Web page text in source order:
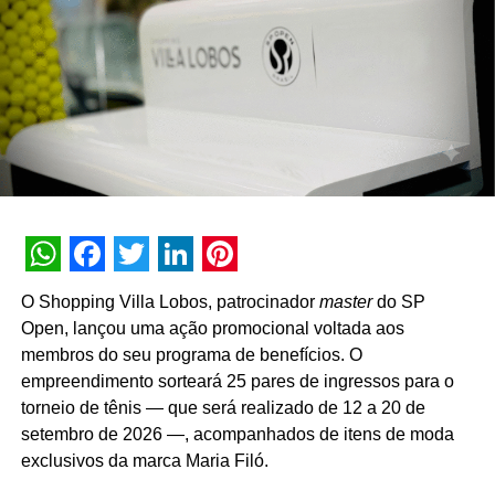
de futebol que sorteará TV todos os dias
longo prazo com o mercado”, pontua Daniel Salguele,
gerente da Torrefação Cooxupé.
A promoção abrange todas as linhas de produtos da
marca em todo o território nacional. Para concorrer aos
comprovantes fiscais pelo site oficial ou via WhatsApp.
distribuição de R$ 10 mil toda semana e o sorteio final de
fosse muito mais do que um incentivo de compra. Ela
precisava reforçar os atributos da marca, gerar conversa e
manter o Café Evolutto presente na rotina das pessoas. A
combinação entre mecânica simples, premiações
atrativas, comunicação integrada e a chegada do Edu
Guedes nos permite manter a marca presente na rotina
do consumidor durante todo o período da campanha”,
WhatsApp
Facebook
Twitter
LinkedIn
Pinterest
O Shopping Villa Lobos, patrocinador masterdo SP
Open, lançou uma ação promocional voltada aos
membros do seu programa de benefícios. O
empreendimento sorteará 25 pares de ingressos para o
torneio de tênis — que será realizado de 12 a 20 de
setembro de 2026 —, acompanhados de itens de moda
exclusivos da marca Maria Filó.